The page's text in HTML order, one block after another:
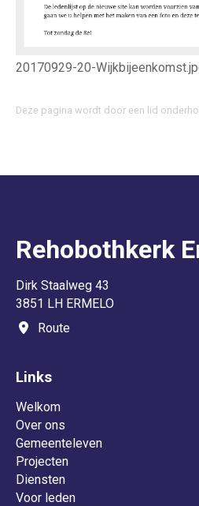
20170929-20-
Deze pagina wordt door een lid
Rehobothkerk
Dirk Staalweg 43
3851 LH ERMELO
Route
Links
Welkom
Over ons
Gemeenteleven
Projecten
Diensten
Voor leden